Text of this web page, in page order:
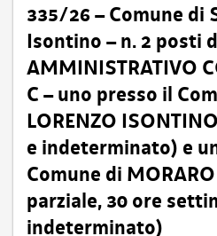
335/26 – Comune di
Isontino – n. 2 posti
AMMINISTRATIVO
C – uno presso il
LORENZO
e indeterminato) e
Comune di
parziale, 30 ore
indeterminato)